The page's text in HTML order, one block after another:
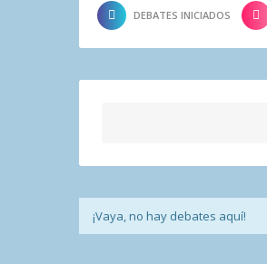
DEBATES INICIADOS
¡Vaya, no hay debates aquí!